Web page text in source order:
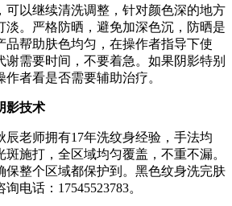
可以继续清洗调整，针对颜色深的地方
淡。严格防晒，避免加深色沉，防晒是
品帮助肤色均匀，在操作者指导下使
谢需要时间，不要着急。如果阴影特别
者看是否需要辅助治疗。
影技术
辰老师拥有17年洗纹身经验，手法均
施打，全区域均匀覆盖，不重不漏。
保整个区域都保护到。黑色纹身洗完肤
电话：17545523783。